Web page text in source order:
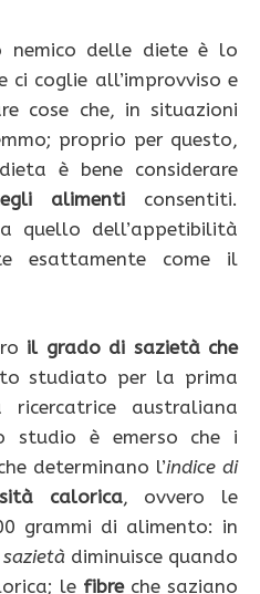
nemico delle diete è lo
coglie all’improvviso e
cose che, in situazioni
proprio per questo,
è bene considerare
alimenti consentiti.
quello dell’appetibilità
esattamente come il
il grado di sazietà che
studiato per la prima
australiana
studio è emerso che i
determinano l’indice di
calorica, ovvero le
grammi di alimento: in
diminuisce quando
le fibreche saziano